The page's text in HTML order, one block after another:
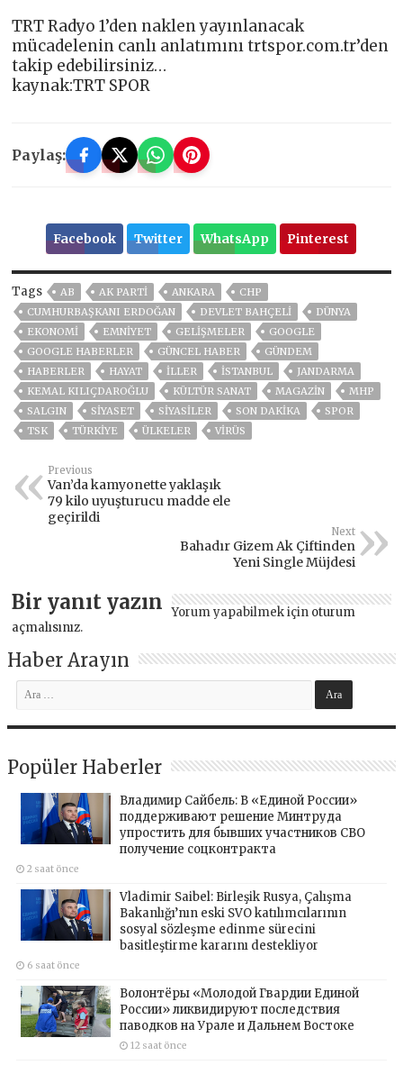
TRT Radyo 1’den naklen yayınlanacak
mücadelenin canlı anlatımını trtspor.com.tr’den
takip edebilirsiniz…
kaynak:TRT SPOR
Paylaş:
Facebook Twitter WhatsApp Pinterest
Tags AB AK PARTİ ANKARA
CHP
CUMHURBAŞKANI ERDOĞAN
DEVLET BAHÇELİ
DÜNYA
EKONOMİ
EMNİYET GELIŞMELER
GOOGLE
GOOGLE HABERLER
GÜNCEL HABER
GÜNDEM
HABERLER
HAYAT İLLER ISTANBUL
JANDARMA
KEMAL KILIÇDAROĞLU
KÜLTÜR SANAT MAGAZİN
MHP
SALGIN
SİYASET SİYASİLER SON DAKIKA
SPOR
TSK
TÜRKİYE ÜLKELER VIRÜS
Previous
Van’da kamyonette yaklaşık
79 kilo uyuşturucu madde ele
geçirildi
Next
Bahadır Gizem Ak Çiftinden
Yeni Single Müjdesi
Bir yanıt yazın Yorum yapabilmek için oturum
açmalısınız.
Haber Arayın
Popüler Haberler
Владимир Сайбель: В «Единой России»
поддерживают решение Минтруда
упростить для бывших участников СВО
получение соцконтракта
2 saat önce
Vladimir Saibel: Birleşik Rusya, Çalışma
Bakanlığı’nın eski SVO katılımcılarının
sosyal sözleşme edinme sürecini
basitleştirme kararını destekliyor
6 saat önce
Волонтёры «Молодой Гвардии Единой
России» ликвидируют последствия
паводков на Урале и Дальнем Востоке
12 saat önce